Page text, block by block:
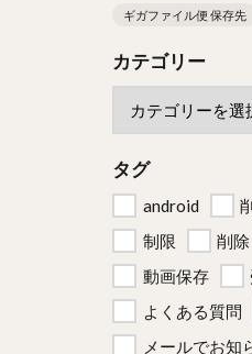
ギガファイル便 保存先
カテゴリー
タグ
android
制限
削除
動画保存
よくある質問
メールでお知